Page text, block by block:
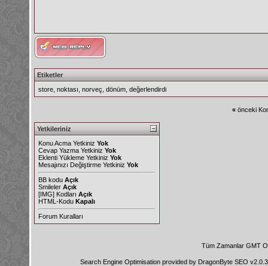
Etiketler
store noktası norveç dönüm değerlendirdi
« önceki
Yetkileriniz
Konu Acma Yetkiniz Yok
Cevap Yazma Yetkiniz Yok
Eklenti Yükleme Yetkiniz Yok
Mesajınızı Değiştirme Yetkiniz Yok
BB kodu Açık
Smileler Açık
[IMG] Kodları Açık
HTML-Kodu Kapalı
Forum Kuralları
Tüm Zamanlar GMT
Search Engine Optimisation provided by DragonByte SEO